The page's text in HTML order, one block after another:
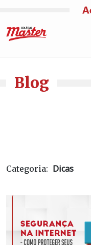
Pular para o conteúdo
Blog
Categoria: Dicas